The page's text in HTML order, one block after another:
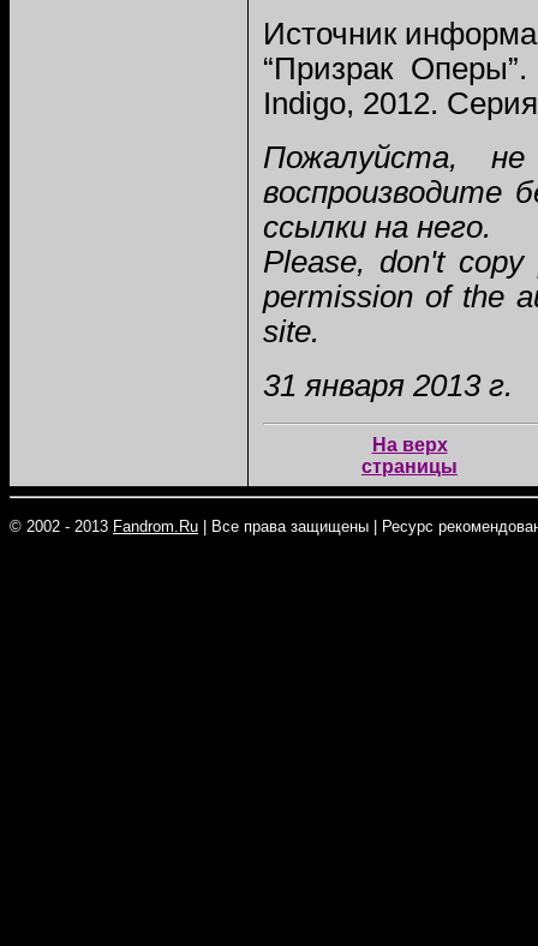
Источник
“Призрак
Indigo, 2012.
Пожалуйста,
воспроизводите
ссылки на него.
Please, don't copy
permission of the
site.
31 января 2013 г.
На верх
страницы
© 2002 - 2013 Fandrom.Ru Все права защищены Ресурс